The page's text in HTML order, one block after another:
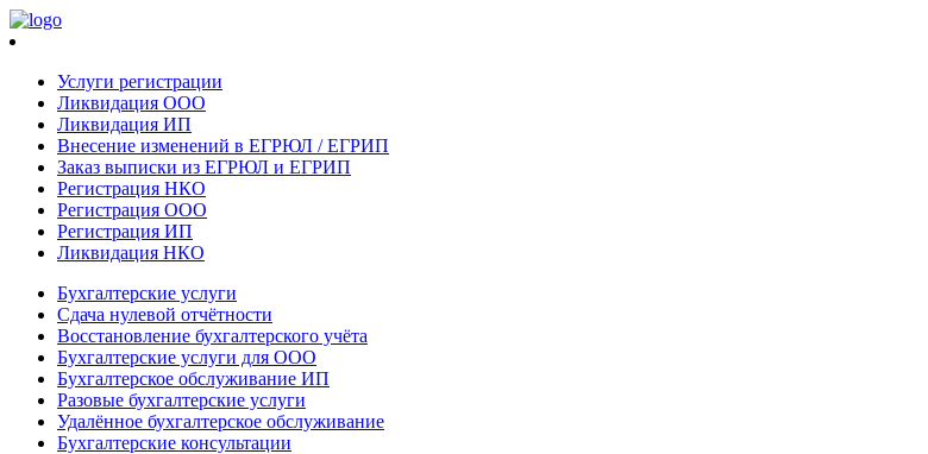
Услуги регистрации
Ликвидация ООО
Ликвидация ИП
Внесение изменений в ЕГРЮЛ / ЕГРИП
Заказ выписки из ЕГРЮЛ и ЕГРИП
Регистрация НКО
Регистрация ООО
Регистрация ИП
Ликвидация НКО
Бухгалтерские услуги
Сдача нулевой отчётности
Восстановление бухгалтерского учёта
Бухгалтерские услуги для ООО
Бухгалтерское обслуживание ИП
Разовые бухгалтерские услуги
Удалённое бухгалтерское обслуживание
Бухгалтерские консультации